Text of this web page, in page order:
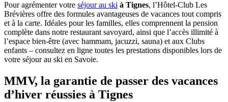
Pour agrémenter votre séjour au ski à Tignes, l’Hôtel-Club Les
Brévières offre des formules avantageuses de vacances tout compris
et à la carte. Idéales pour les familles, elles comprennent la pension
complète dans notre restaurant savoyard, ainsi que l’accès illimité à
l’espace bien-être (avec hammam, jacuzzi, sauna) et aux Clubs
enfants – consultez en ligne toutes les prestations disponibles lors de
votre séjour au ski en Savoie.
MMV, la garantie de passer des vacances
d’hiver réussies à Tignes